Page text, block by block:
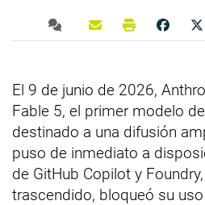
El 9 de junio de 2026,
Fable 5, el primer modelo
destinado a una difusión
puso de inmediato a
de GitHub Copilot y
trascendido, bloqueó su